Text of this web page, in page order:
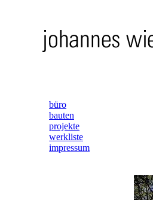
büro
bauten
projekte
werkliste
impressum